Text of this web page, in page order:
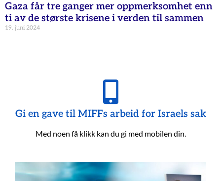
Gaza får tre ganger mer oppmerksomhet enn
ti av de største krisene i verden til sammen
19. juni 2024
Gi en gave til MIFFs arbeid for Israels sak
Med noen få klikk kan du gi med mobilen din.